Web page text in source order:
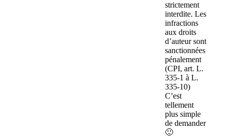
strictement
interdite. Les
infractions
aux droits
d’auteur sont
sanctionnées
pénalement
(CPI, art. L.
335-1 à L.
335-10)
C’est
tellement
plus simple
de demander
🙂